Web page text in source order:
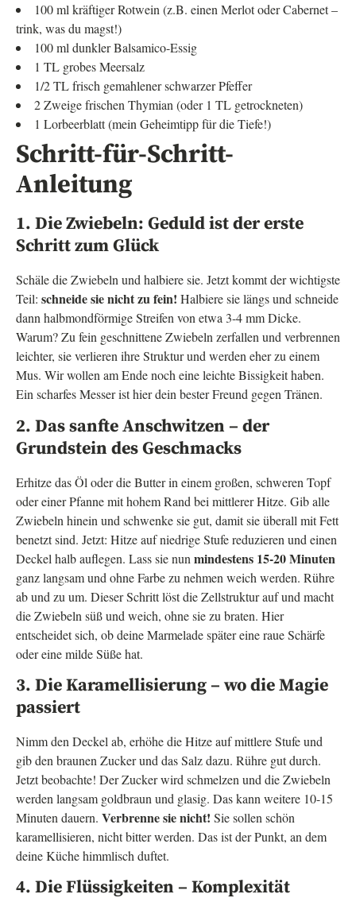
100 ml kräftiger Rotwein (z.B. einen Merlot oder Cabernet –
trink, was du magst!)
100 ml dunkler Balsamico-Essig
1 TL grobes Meersalz
1/2 TL frisch gemahlener schwarzer Pfeffer
2 Zweige frischen Thymian (oder 1 TL getrockneten)
1 Lorbeerblatt (mein Geheimtipp für die Tiefe!)
Schritt-für-Schritt-
Anleitung
1. Die Zwiebeln: Geduld ist der erste
Schritt zum Glück
Schäle die Zwiebeln und halbiere sie. Jetzt kommt der wichtigste
Teil: schneide sie nicht zu fein! Halbiere sie längs und schneide
dann halbmondförmige Streifen von etwa 3-4 mm Dicke.
Warum? Zu fein geschnittene Zwiebeln zerfallen und verbrennen
leichter, sie verlieren ihre Struktur und werden eher zu einem
Mus. Wir wollen am Ende noch eine leichte Bissigkeit haben.
Ein scharfes Messer ist hier dein bester Freund gegen Tränen.
2. Das sanfte Anschwitzen – der
Grundstein des Geschmacks
Erhitze das Öl oder die Butter in einem großen, schweren Topf
oder einer Pfanne mit hohem Rand bei mittlerer Hitze. Gib alle
Zwiebeln hinein und schwenke sie gut, damit sie überall mit Fett
benetzt sind. Jetzt: Hitze auf niedrige Stufe reduzieren und einen
Deckel halb auflegen. Lass sie nun mindestens 15-20 Minuten
ganz langsam und ohne Farbe zu nehmen weich werden. Rühre
ab und zu um. Dieser Schritt löst die Zellstruktur auf und macht
die Zwiebeln süß und weich, ohne sie zu braten. Hier
entscheidet sich, ob deine Marmelade später eine raue Schärfe
oder eine milde Süße hat.
3. Die Karamellisierung – wo die Magie
passiert
Nimm den Deckel ab, erhöhe die Hitze auf mittlere Stufe und
gib den braunen Zucker und das Salz dazu. Rühre gut durch.
Jetzt beobachte! Der Zucker wird schmelzen und die Zwiebeln
werden langsam goldbraun und glasig. Das kann weitere 10-15
Minuten dauern. Verbrenne sie nicht! Sie sollen schön
karamellisieren, nicht bitter werden. Das ist der Punkt, an dem
deine Küche himmlisch duftet.
4. Die Flüssigkeiten – Komplexität